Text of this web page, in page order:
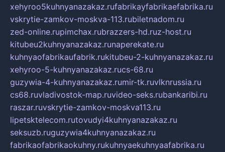
xehyroo5kuhnyanazakaz.rufabrikayfabrikaefabrika.ru
vskrytie-zamkov-moskva-113.rubiletnadom.ru
zed-online.rupimchax.rubrazzers-hd.ruz-host.ru
kitubeu2kuhnyanazakaz.runaperekate.ru
kuhnyaofabrikaufabrik.rukitubeu-2-kuhnyanazakaz.ru
xehyroo-5-kuhnyanazakaz.rucs-68.ru
guzywia-4-kuhnyanazakaz.rumir-tk.ruvlknrussia.ru
cs68.ruvladivostok-map.ruvideo-seks.rubankaribi.ru
raszar.ruvskrytie-zamkov-moskva113.ru
lipetsktelecom.rutovudyi4kuhnyanazakaz.ru
seksuzb.ruguzywia4kuhnyanazakaz.ru
fabrikaofabrikaokuhny.rukuhnyaekuhnyaafabrika.ru